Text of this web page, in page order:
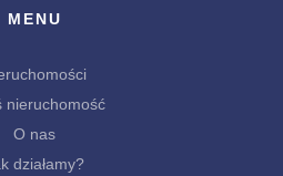
MENU
nieruchomość
O nas
działamy?